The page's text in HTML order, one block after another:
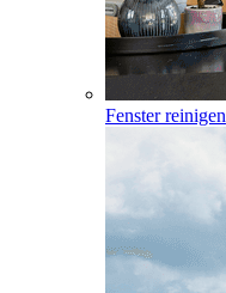
Fenster reinigen